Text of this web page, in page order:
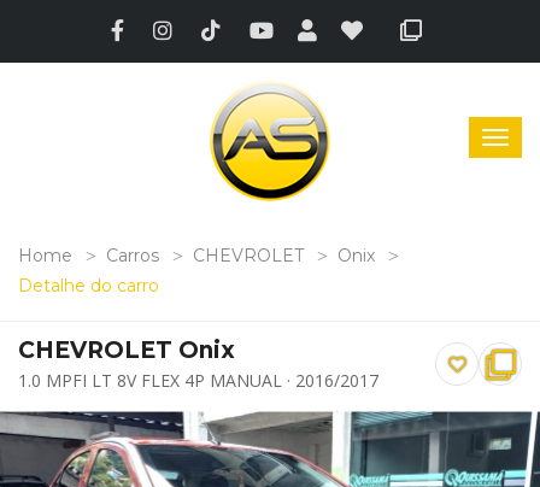
Home Carros CHEVROLET
Onix
Detalhe do carro
CHEVROLET Onix
1.0 MPFI LT 8V FLEX 4P MANUAL · 2016/2017